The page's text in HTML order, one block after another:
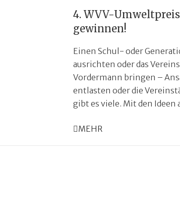
4. WVV-
gewinnen!
Einen Schul- oder
ausrichten oder das
Vordermann bringen –
entlasten oder die
gibt es viele. Mit den
MEHR